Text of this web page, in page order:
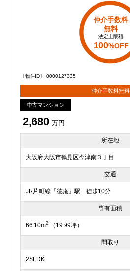
仲介手数料
無料
法定上限額
100%OFF
〔物件ID〕 0000127335
仲介手数料無料
中古マンション
2,680 万円
所在地
大阪府大阪市鶴見区今津南３丁目
交通
JR片町線「徳庵」駅 徒歩10分
専有面積
66.10m2 （19.99坪）
間取り
2SLDK